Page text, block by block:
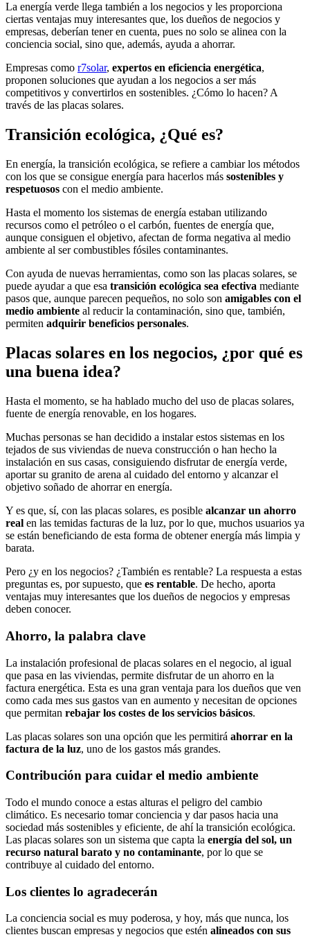
La energía verde llega también a los negocios y les proporciona
ciertas ventajas muy interesantes que, los dueños de negocios y
empresas, deberían tener en cuenta, pues no solo se alinea con la
conciencia social, sino que, además, ayuda a ahorrar.
Empresas como r7solar, expertos en eficiencia energética,
proponen soluciones que ayudan a los negocios a ser más
competitivos y convertirlos en sostenibles. ¿Cómo lo hacen? A
través de las placas solares.
Transición ecológica, ¿Qué es?
En energía, la transición ecológica, se refiere a cambiar los métodos
con los que se consigue energía para hacerlos más sostenibles y
respetuosos con el medio ambiente.
Hasta el momento los sistemas de energía estaban utilizando
recursos como el petróleo o el carbón, fuentes de energía que,
aunque consiguen el objetivo, afectan de forma negativa al medio
ambiente al ser combustibles fósiles contaminantes.
Con ayuda de nuevas herramientas, como son las placas solares, se
puede ayudar a que esa transición ecológica sea efectiva mediante
pasos que, aunque parecen pequeños, no solo son amigables con el
medio ambiente al reducir la contaminación, sino que, también,
permiten adquirir beneficios personales.
Placas solares en los negocios, ¿por qué es
una buena idea?
Hasta el momento, se ha hablado mucho del uso de placas solares,
fuente de energía renovable, en los hogares.
Muchas personas se han decidido a instalar estos sistemas en los
tejados de sus viviendas de nueva construcción o han hecho la
instalación en sus casas, consiguiendo disfrutar de energía verde,
aportar su granito de arena al cuidado del entorno y alcanzar el
objetivo soñado de ahorrar en energía.
Y es que, sí, con las placas solares, es posible alcanzar un ahorro
real en las temidas facturas de la luz, por lo que, muchos usuarios ya
se están beneficiando de esta forma de obtener energía más limpia y
barata.
Pero ¿y en los negocios? ¿También es rentable? La respuesta a estas
preguntas es, por supuesto, que es rentable. De hecho, aporta
ventajas muy interesantes que los dueños de negocios y empresas
deben conocer.
Ahorro, la palabra clave
La instalación profesional de placas solares en el negocio, al igual
que pasa en las viviendas, permite disfrutar de un ahorro en la
factura energética. Esta es una gran ventaja para los dueños que ven
como cada mes sus gastos van en aumento y necesitan de opciones
que permitan rebajar los costes de los servicios básicos.
Las placas solares son una opción que les permitirá ahorrar en la
factura de la luz, uno de los gastos más grandes.
Contribución para cuidar el medio ambiente
Todo el mundo conoce a estas alturas el peligro del cambio
climático. Es necesario tomar conciencia y dar pasos hacia una
sociedad más sostenibles y eficiente, de ahí la transición ecológica.
Las placas solares son un sistema que capta la energía del sol, un
recurso natural barato y no contaminante, por lo que se
contribuye al cuidado del entorno.
Los clientes lo agradecerán
La conciencia social es muy poderosa, y hoy, más que nunca, los
clientes buscan empresas y negocios que estén alineados con sus